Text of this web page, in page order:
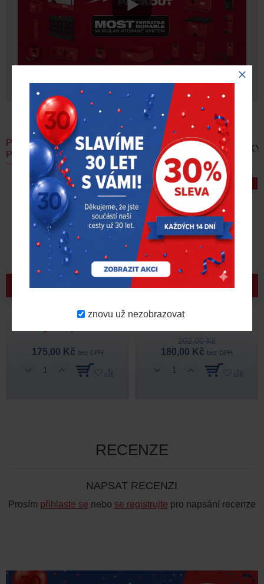
znovu už nezobrazovat
PODOBNÉ
PRODUKTY
AKČNÍ
NABÍDKA
DOPORUČUJEME NOVINKY
Sada přihrádek pro
MILWAUKEE PACKOUT™
175,00 Kč bez DPH
Sada PACKOUT™
kontejnerů 10x10 cm – 2 ks
202,00 Kč
180,00 Kč bez DPH
RECENZE
NAPSAT RECENZI
Prosím přihlaste se nebo se registrujte pro napsání recenze